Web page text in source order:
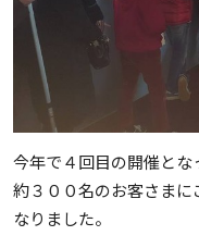
今年で４回目の開催と
約３００名のお客さまに
なりました。